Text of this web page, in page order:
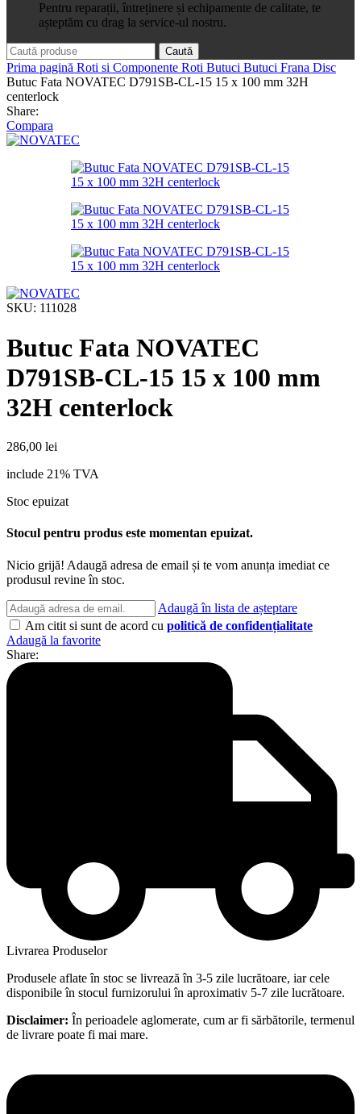
Pentru reparații, întreținere și echipamente de calitate, te
așteptăm cu drag la service-ul nostru.
Caută
Prima pagină Roti si Componente Roti Butuci Butuci Frana Disc
Butuc Fata NOVATEC D791SB-CL-15 15 x 100 mm 32H
centerlock
Share:
Compara
SKU: 111028
Butuc Fata NOVATEC
D791SB-CL-15 15 x 100 mm
32H centerlock
286,00 lei
include 21% TVA
Stoc epuizat
Stocul pentru produs este momentan epuizat.
Nicio grijă! Adaugă adresa de email și te vom anunța imediat ce
produsul revine în stoc.
Adaugă în lista de așteptare
Am citit si sunt de acord cu politică de confidențialitate
Adaugă la favorite
Share:
Livrarea Produselor
Produsele aflate în stoc se livrează în 3-5 zile lucrătoare, iar cele
disponibile în stocul furnizorului în aproximativ 5-7 zile lucrătoare.
Disclaimer: În perioadele aglomerate, cum ar fi sărbătorile, termenul
de livrare poate fi mai mare.